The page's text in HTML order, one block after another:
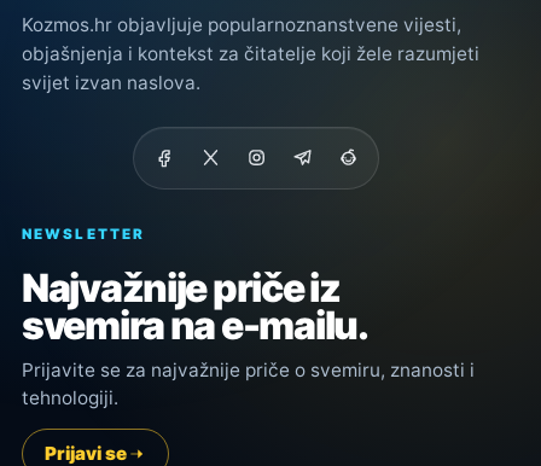
Kozmos.hr objavljuje popularnoznanstvene vijesti,
objašnjenja i kontekst za čitatelje koji žele razumjeti
svijet izvan naslova.
NEWSLETTER
Najvažnije priče iz
svemira na e-mailu.
Prijavite se za najvažnije priče o svemiru, znanosti i
tehnologiji.
Prijavi se